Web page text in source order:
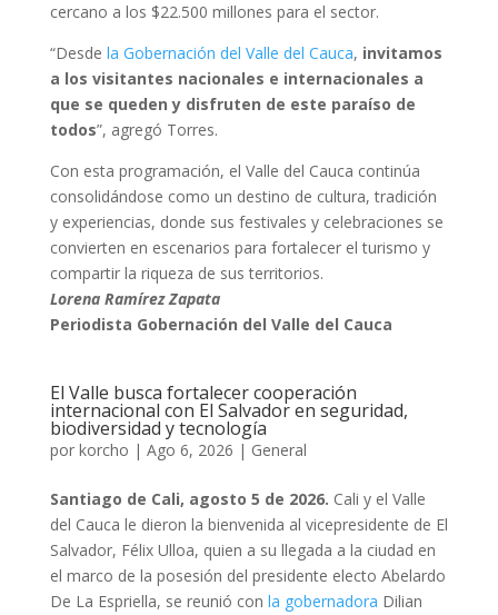
cercano a los $22.500 millones para el sector.
“Desde la Gobernación del Valle del Cauca, invitamos
a los visitantes nacionales e internacionales a
que se queden y disfruten de este paraíso de
todos”, agregó Torres.
Con esta programación, el Valle del Cauca continúa
consolidándose como un destino de cultura, tradición
y experiencias, donde sus festivales y celebraciones se
convierten en escenarios para fortalecer el turismo y
compartir la riqueza de sus territorios.
Lorena Ramírez Zapata
Periodista Gobernación del Valle del Cauca
El Valle busca fortalecer cooperación
internacional con El Salvador en seguridad,
biodiversidad y tecnología
por korcho | Ago 6, 2026 | General
Santiago de Cali, agosto 5 de 2026. Cali y el Valle
del Cauca le dieron la bienvenida al vicepresidente de El
Salvador, Félix Ulloa, quien a su llegada a la ciudad en
el marco de la posesión del presidente electo Abelardo
De La Espriella, se reunió con la gobernadora Dilian